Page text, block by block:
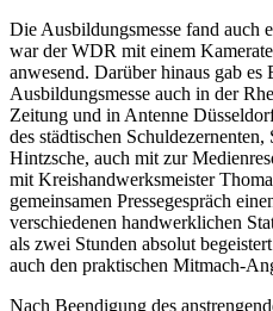
Die Ausbildungsmesse fand auch
war der WDR mit einem
anwesend. Darüber hinaus gab es
Ausbildungsmesse auch in der
Zeitung und in Antenne
des städtischen
Hintzsche, auch mit zur
mit Kreishandwerksmeister
gemeinsamen Pressegespräch
verschiedenen handwerklichen
als zwei Stunden absolut
auch den praktischen Mitmach-
Nach Beendigung des